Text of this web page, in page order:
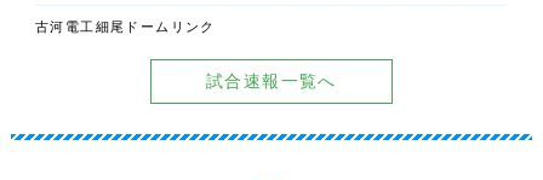
古河電工細尾ドームリンク
試合速報一覧へ